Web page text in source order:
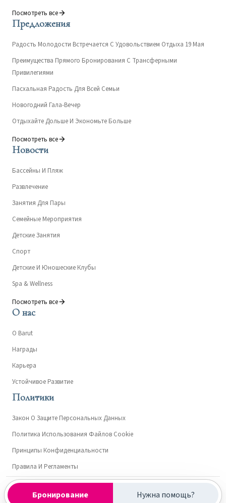
Бронирование Нужна помощь?
Посмотреть все
Предложения
Радость Молодости Встречается С Удовольствием Отдыха 19 Мая
Преимущества Прямого Бронирования С Трансферными
Привилегиями
Пасхальная Радость Для Всей Семьи
Новогодний Гала-Вечер
Отдыхайте Дольше И Экономьте Больше
Посмотреть все
Новости
Бассейны И Пляж
Развлечение
Занятия Для Пары
Семейные Мероприятия
Детские Занятия
Спорт
Детские И Юношеские Клубы
Spa & Wellness
Посмотреть все
О нас
О Barut
Награды
Карьера
Устойчивое Развитие
Политики
Закон О Защите Персональных Данных
Политика Использования Файлов Cookie
Принципы Конфиденциальности
Правила И Регламенты
Kültür ve Turizm Bakanlığı- Turizm İşletme Belgesi: 7362